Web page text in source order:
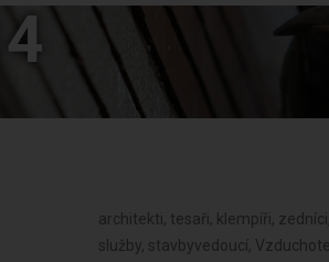
architekti, tesaři, klempíři,
služby, stavbyvedoucí,